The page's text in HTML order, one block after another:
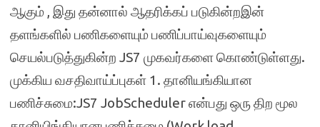
ஆகும் , இது தன்னால் ஆதரிக்கப் படுகின்றஇன்
தளங்களில் பணிகளையும் பணிப்பாய்வுகளையும்
செயல்படுத்துகின்ற JS7 முகவர்களை கொண்டுள்ளது.
முக்கிய வசதிவாய்ப்புகள் 1. தானியங்கியான
பணிச்சுமை:JS7 JobScheduler என்பது ஒரு திற மூல